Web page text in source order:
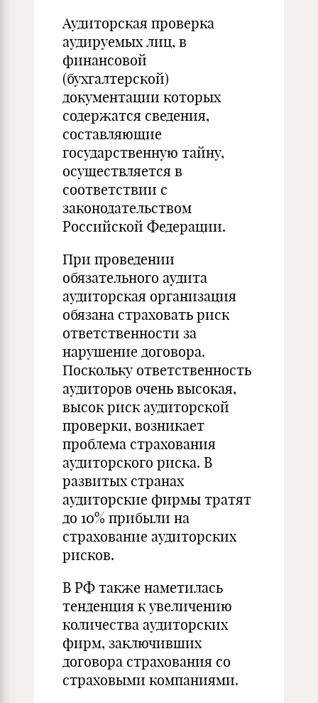
Аудиторская проверка
аудируемых лиц, в
финансовой
(бухгалтерской)
документации которых
содержатся сведения,
составляющие
государственную тайну,
осуществляется в
соответствии с
законодательством
Российской Федерации.
При проведении
обязательного аудита
аудиторская организация
обязана страховать риск
ответственности за
нарушение договора.
Поскольку ответственность
аудиторов очень высокая,
высок риск аудиторской
проверки, возникает
проблема страхования
аудиторского риска. В
развитых странах
аудиторские фирмы тратят
до 10% прибыли на
страхование аудиторских
рисков.
В РФ также наметилась
тенденция к увеличению
количества аудиторских
фирм, заключивших
договора страхования со
страховыми компаниями.